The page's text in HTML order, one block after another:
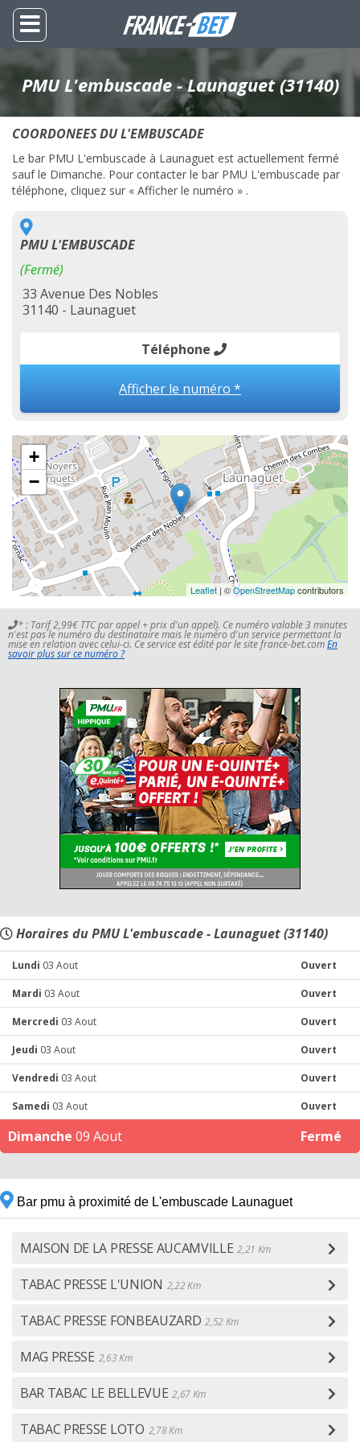
PMU L'embuscade - Launaguet (31140)
COORDONEES DU L'EMBUSCADE
Le bar PMU L'embuscade à Launaguet est actuellement fermé
sauf le Dimanche. Pour contacter le bar PMU L'embuscade par
téléphone, cliquez sur « Afficher le numéro » .
PMU L'EMBUSCADE
(Fermé)
33 Avenue Des Nobles
31140 - Launaguet
Téléphone
Afficher le numéro *
+
−
Leaflet | ©OpenStreetMapcontributors
* : Tarif 2,99€ TTC par appel + prix d'un appel). Ce numéro valable 3 minutes
n'est pas le numéro du destinataire mais le numéro d'un service permettant la
mise en relation avec celui-ci. Ce service est édité par le site france-bet.comEn
savoir plus sur ce numéro ?
Horaires du PMU L'embuscade - Launaguet (31140)
Lundi 03 Aout Ouvert
Mardi 03 Aout Ouvert
Mercredi 03 Aout Ouvert
Jeudi 03 Aout Ouvert
Vendredi 03 Aout Ouvert
Samedi 03 Aout Ouvert
Dimanche 09 Aout Fermé
Bar pmu à proximité de L'embuscade Launaguet
MAISON DE LA PRESSE AUCAMVILLE 2,21 Km
TABAC PRESSE L'UNION 2,22 Km
TABAC PRESSE FONBEAUZARD 2,52 Km
MAG PRESSE 2,63 Km
BAR TABAC LE BELLEVUE 2,67 Km
TABAC PRESSE LOTO 2,78 Km